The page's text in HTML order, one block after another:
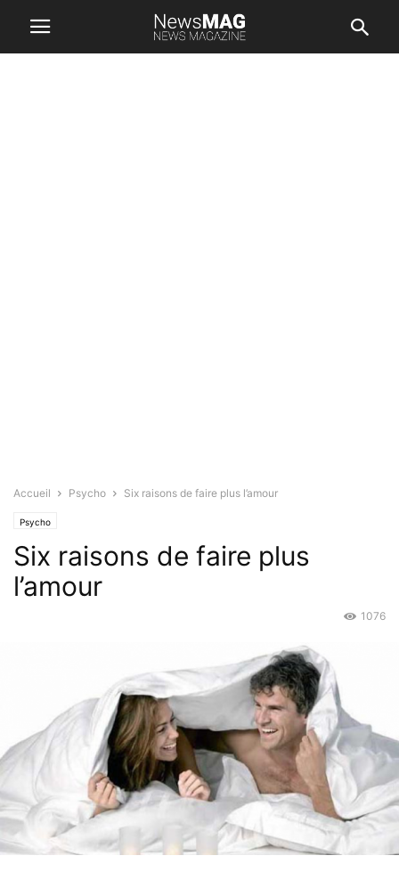
Accueil Psycho Six raisons de faire plus l’amour
Psycho
Six raisons de faire plus
l’amour
1076